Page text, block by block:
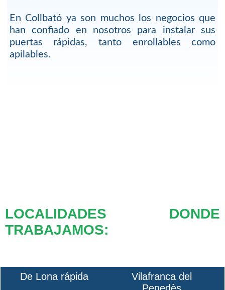
En Collbató ya son muchos los negocios que
han confiado en nosotros para instalar sus
puertas rápidas, tanto enrollables como
apilables.
LOCALIDADES DONDE
TRABAJAMOS:
De Lona rápida
Vilafranca del